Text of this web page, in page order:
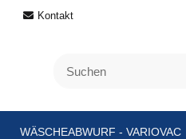
Kontakt
WÄSCHEABWURF - VARIOVAC